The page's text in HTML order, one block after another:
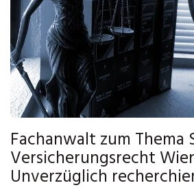
Fachanwalt zum
Versicherungsrecht
Unverzüglich